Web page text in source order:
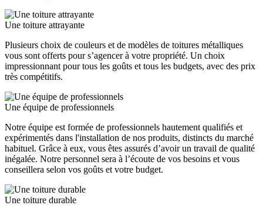
Une toiture attrayante
Plusieurs choix de couleurs et de modèles de toitures métalliques
vous sont offerts pour s’agencer à votre propriété. Un choix
impressionnant pour tous les goûts et tous les budgets, avec des prix
très compétitifs.
Une équipe de professionnels
Notre équipe est formée de professionnels hautement qualifiés et
expérimentés dans l'installation de nos produits, distincts du marché
habituel. Grâce à eux, vous êtes assurés d’avoir un travail de qualité
inégalée. Notre personnel sera à l’écoute de vos besoins et vous
conseillera selon vos goûts et votre budget.
Une toiture durable